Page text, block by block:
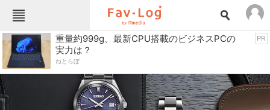
Fav-Logカテゴリー一覧
TOP
インテリア・収納 おもちゃ・ホビー
カメラ キッチン家電
重量約999g、最新CPU搭載のビジネスPCの
実力は？
ねとらぼ
PR